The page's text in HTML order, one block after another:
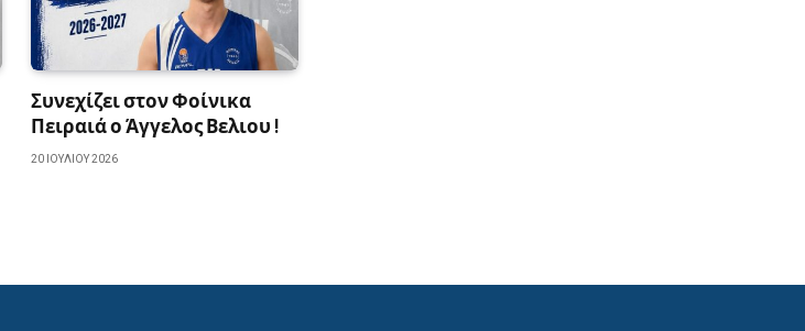
Συνεχίζει στον Φοίνικα
Πειραιά ο Άγγελος Βελιου !
20 ΙΟΥΛΊΟΥ 2026